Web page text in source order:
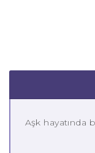
Aşk hayatında